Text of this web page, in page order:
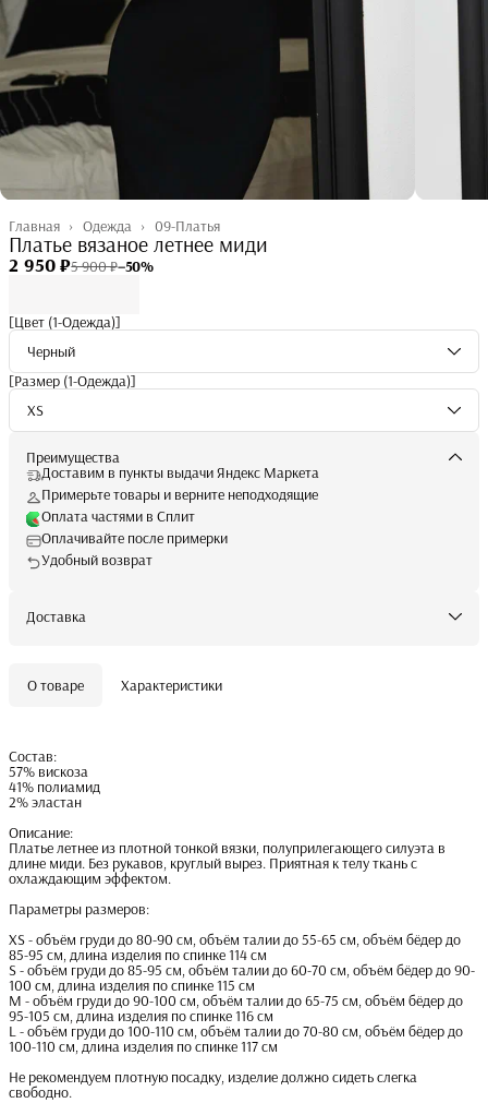
09-Платья
Одежда ›
Главная ›
Платье вязаное летнее миди
2 950 ₽5 900 ₽−50%
[Цвет (1-Одежда)]
Черный
[Размер (1-Одежда)]
XS
Преимущества
Доставим в пункты выдачи Яндекс Маркета
Примерьте товары и верните неподходящие
Оплата частями в Сплит
Оплачивайте после примерки
Удобный возврат
Доставка
О товаре Характеристики
Состав:
57% вискоза
41% полиамид
2% эластан
Описание:
Платье летнее из плотной тонкой вязки, полуприлегающего силуэта в
длине миди. Без рукавов, круглый вырез. Приятная к телу ткань с
охлаждающим эффектом.
Параметры размеров:
XS - объём груди до 80-90 см, объём талии до 55-65 см, объём бёдер до
85-95 см, длина изделия по спинке 114 см
S - объём груди до 85-95 см, объём талии до 60-70 см, объём бёдер до 90-
100 см, длина изделия по спинке 115 см
M - объём груди до 90-100 см, объём талии до 65-75 см, объём бёдер до
95-105 см, длина изделия по спинке 116 см
L - объём груди до 100-110 см, объём талии до 70-80 см, объём бёдер до
100-110 см, длина изделия по спинке 117 см
Не рекомендуем плотную посадку, изделие должно сидеть слегка
свободно.